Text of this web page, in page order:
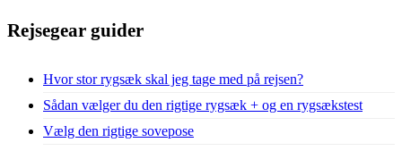
Rejsegear guider
Hvor stor rygsæk skal jeg tage med på rejsen?
Sådan vælger du den rigtige rygsæk + og en rygsækstest
Vælg den rigtige sovepose